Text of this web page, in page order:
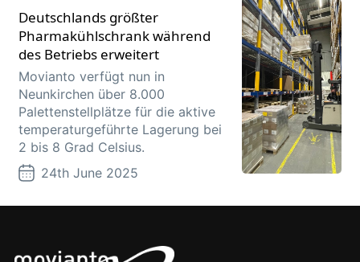
Deutschlands größter
Pharmakühlschrank während
des Betriebs erweitert
Movianto verfügt nun in
Neunkirchen über 8.000
Palettenstellplätze für die aktive
temperaturgeführte Lagerung bei
2 bis 8 Grad Celsius.
24th June 2025